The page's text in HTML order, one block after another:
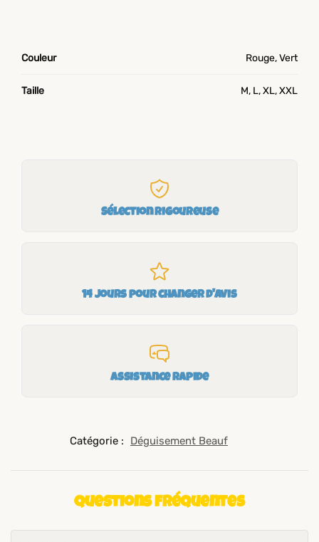
Couleur Rouge, Vert
Taille M, L, XL, XXL
Sélection rigoureuse
14 jours pour changer d'avis
Assistance rapide
Catégorie : Déguisement Beauf
Questions fréquentes